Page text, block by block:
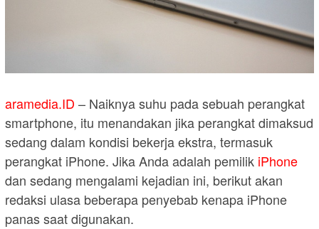
aramedia.ID – Naiknya suhu pada sebuah perangkat
smartphone, itu menandakan jika perangkat dimaksud
sedang dalam kondisi bekerja ekstra, termasuk
perangkat iPhone. Jika Anda adalah pemilik iPhone
dan sedang mengalami kejadian ini, berikut akan
redaksi ulasa beberapa penyebab kenapa iPhone
panas saat digunakan.